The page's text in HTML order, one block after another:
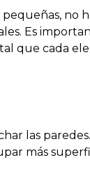
no
Es
que cada
las
más